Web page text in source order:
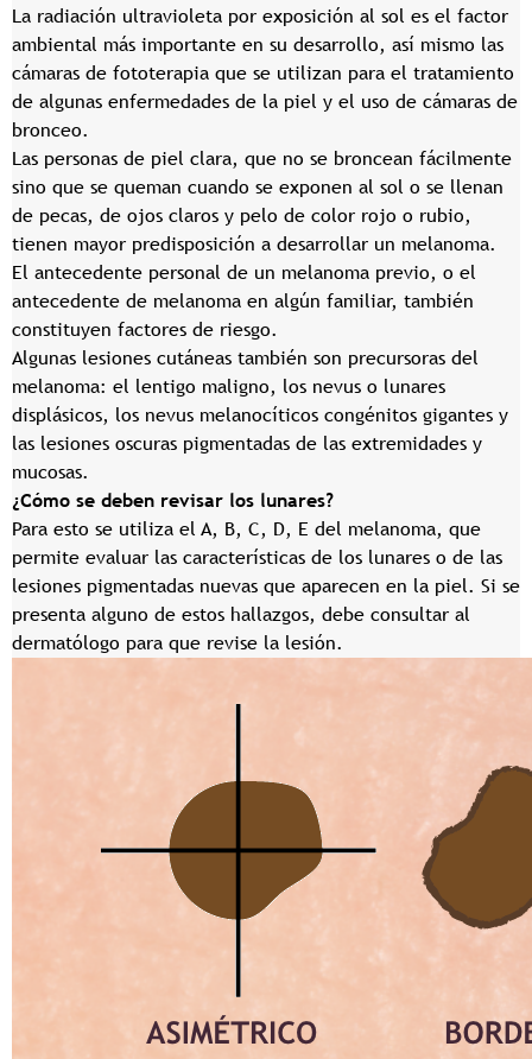
La radiación ultravioleta por exposición al sol es el factor
ambiental más importante en su desarrollo, así mismo las
cámaras de fototerapia que se utilizan para el tratamiento
de algunas enfermedades de la piel y el uso de cámaras de
bronceo.
Las personas de piel clara, que no se broncean fácilmente
sino que se queman cuando se exponen al sol o se llenan
de pecas, de ojos claros y pelo de color rojo o rubio,
tienen mayor predisposición a desarrollar un melanoma.
El antecedente personal de un melanoma previo, o el
antecedente de melanoma en algún familiar, también
constituyen factores de riesgo.
Algunas lesiones cutáneas también son precursoras del
melanoma: el lentigo maligno, los nevus o lunares
displásicos, los nevus melanocíticos congénitos gigantes y
las lesiones oscuras pigmentadas de las extremidades y
mucosas.
¿Cómo se deben revisar los lunares?
Para esto se utiliza el A, B, C, D, E del melanoma, que
permite evaluar las características de los lunares o de las
lesiones pigmentadas nuevas que aparecen en la piel. Si se
presenta alguno de estos hallazgos, debe consultar al
dermatólogo para que revise la lesión.